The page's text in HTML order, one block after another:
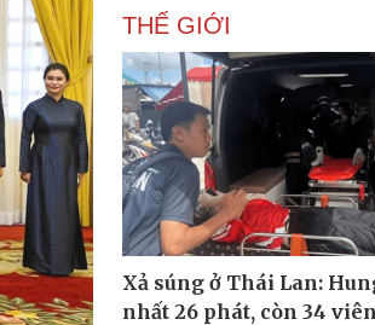
THẾ GIỚI
Xả súng ở Thái Lan:
nhất 26 phát, còn 34